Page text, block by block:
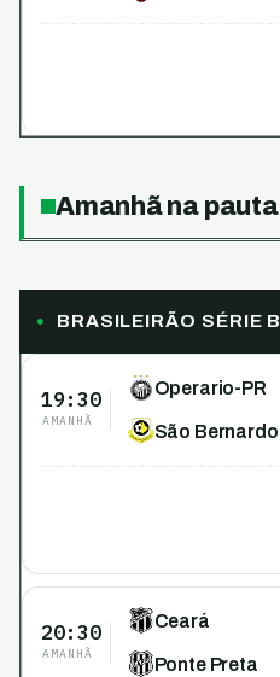
Amanhã na pauta
BRASILEIRÃO SÉRIE B
19:30
AMANHÃ
Operario-PR
São Bernardo
20:30
AMANHÃ
Ceará
Ponte Preta